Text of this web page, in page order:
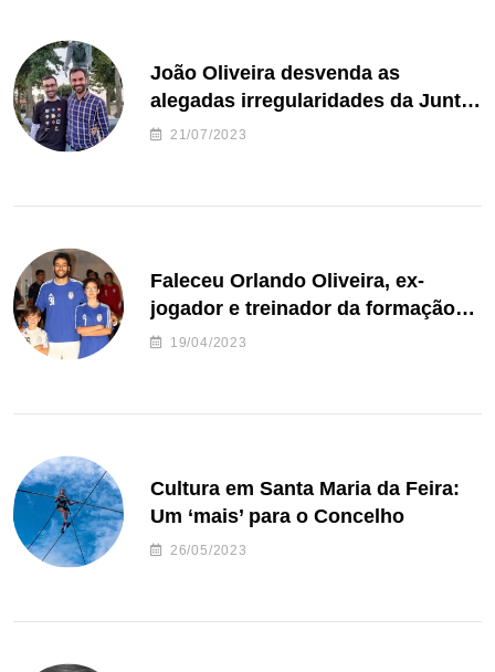
João Oliveira desvenda as
alegadas irregularidades da Junta
de Freguesia S. João de Ver
21/07/2023
Faleceu Orlando Oliveira, ex-
jogador e treinador da formação
de andebol do Feirense
19/04/2023
Cultura em Santa Maria da Feira:
Um ‘mais’ para o Concelho
26/05/2023